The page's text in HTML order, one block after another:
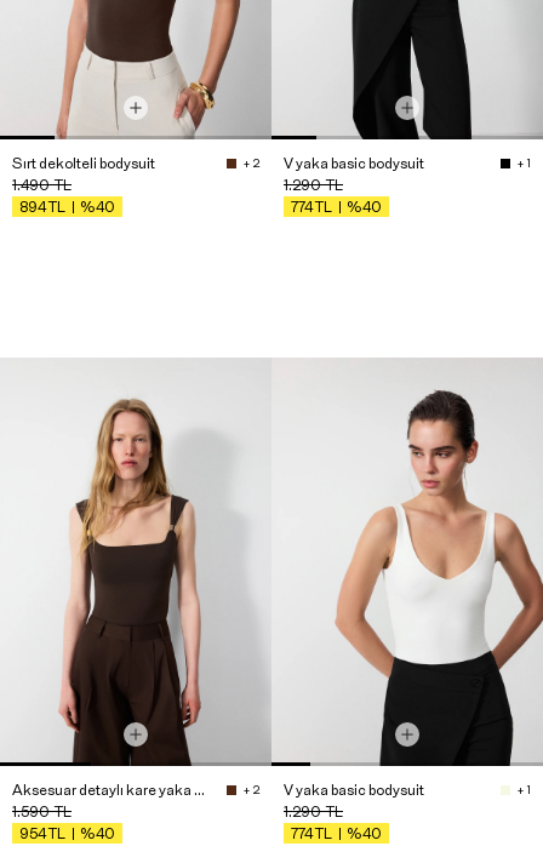
Sırt dekolteli bodysuit + 2
1.490TL
894TL %40
V yaka basic bodysuit + 1
1.290TL
774TL %40
Aksesuar detaylı kare yaka bluz + 2
1.590TL
954TL %40
V yaka basic bodysuit + 1
1.290TL
774TL %40